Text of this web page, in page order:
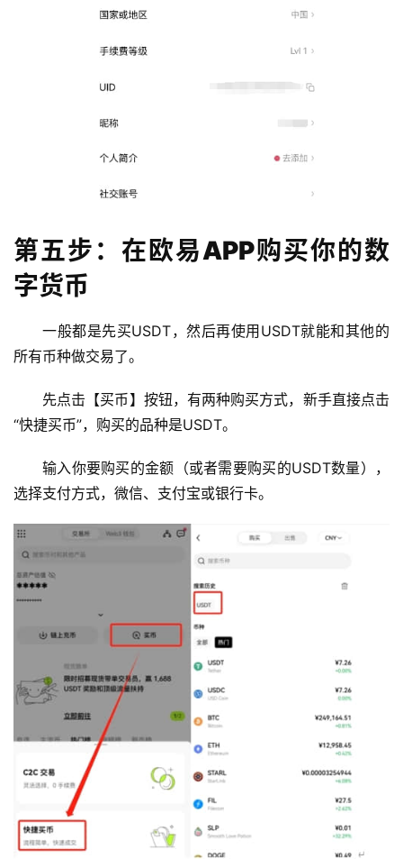
第五步：在欧易APP购买你的数
字货币
一般都是先买USDT，然后再使用USDT就能和其他的
所有币种做交易了。
先点击【买币】按钮，有两种购买方式，新手直接点击
“快捷买币”，购买的品种是USDT。
输入你要购买的金额（或者需要购买的USDT数量），
选择支付方式，微信、支付宝或银行卡。